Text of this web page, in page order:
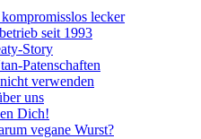
lecker
seit 1993
Story
Patenschaften
verwenden
uns
Dich!
vegane Wurst?